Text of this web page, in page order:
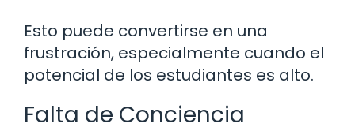
Esto puede convertirse en una
frustración, especialmente cuando el
potencial de los estudiantes es alto.
Falta de Conciencia